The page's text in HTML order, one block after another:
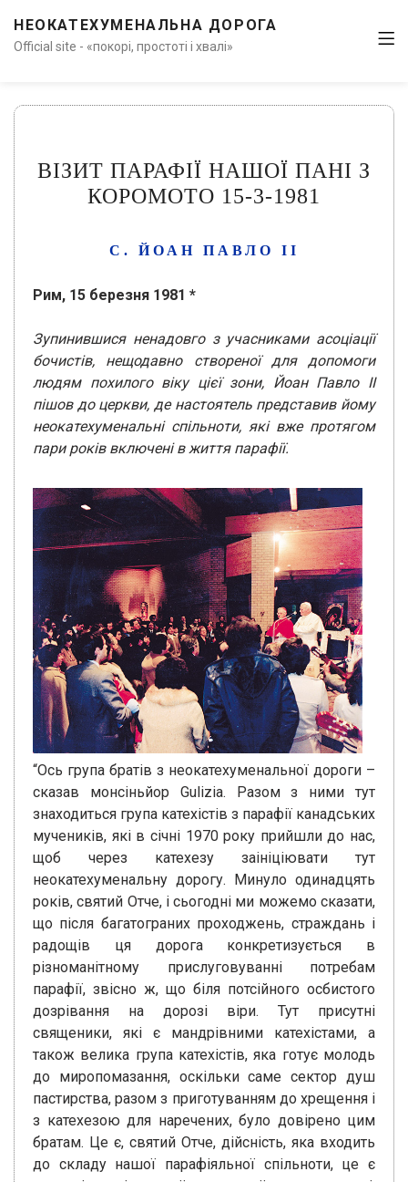
НЕОКАТЕХУМЕНАЛЬНА ДОРОГА
Official site - «покорі, простоті і хвалі»
ВІЗИТ ПАРАФІЇ НАШОЇ ПАНІ З
КОРОМОТО 15-3-1981
С. ЙОАН ПАВЛО ІІ
Рим, 15 березня 1981 *
Зупинившися ненадовго з учасниками асоціації
бочистів, нещодавно створеної для допомоги
людям похилого віку цієї зони, Йоан Павло ІІ
пішов до церкви, де настоятель представив йому
неокатехуменальні спільноти, які вже протягом
пари років включені в життя парафії.
“Ось група братів з неокатехуменальної дороги –
сказав монсіньйор Gulizia. Разом з ними тут
знаходиться група катехістів з парафії канадських
мучеників, які в січні 1970 року прийшли до нас,
щоб через катехезу заініціювати тут
неокатехуменальну дорогу. Минуло одинадцять
років, святий Отче, і сьогодні ми можемо сказати,
що після багатограних проходжень, страждань і
радощів ця дорога конкретизується в
різноманітному прислуговуванні потребам
парафії, звісно ж, що біля потсійного осбистого
дозрівання на дорозі віри. Тут присутні
священики, які є мандрівними катехістами, а
також велика група катехістів, яка готує молодь
до миропомазання, оскільки саме сектор душ
пастирства, разом з приготуванням до хрещення і
з катехезою для наречених, було довірено цим
братам. Це є, святий Отче, дійсність, яка входить
до складу нашої парафіяльної спільноти, це є